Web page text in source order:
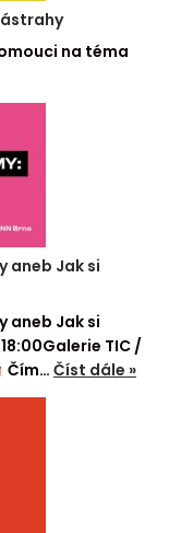
na téma
aneb Jak si
aneb Jak si
TIC /
Čím… Číst dále »